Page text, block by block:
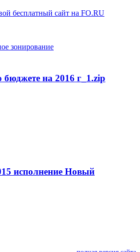
бесплатный сайт на FO.RU
зонирование
на 2016 г_1.zip
исполнение Новый